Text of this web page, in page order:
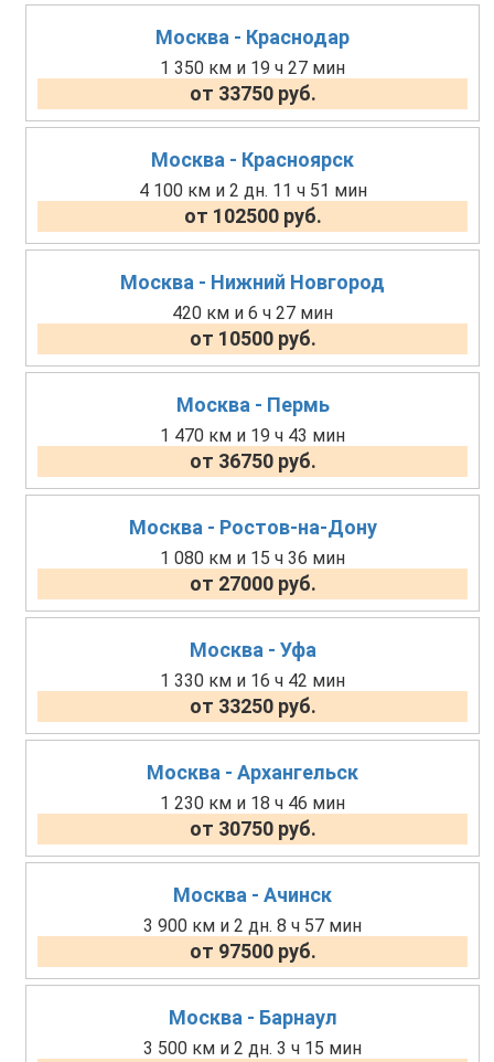
Москва - Краснодар
1 350 км и 19 ч 27 мин
от 33750 руб.
Москва - Красноярск
4 100 км и 2 дн. 11 ч 51 мин
от 102500 руб.
Москва - Нижний Новгород
420 км и 6 ч 27 мин
от 10500 руб.
Москва - Пермь
1 470 км и 19 ч 43 мин
от 36750 руб.
Москва - Ростов-на-Дону
1 080 км и 15 ч 36 мин
от 27000 руб.
Москва - Уфа
1 330 км и 16 ч 42 мин
от 33250 руб.
Москва - Архангельск
1 230 км и 18 ч 46 мин
от 30750 руб.
Москва - Ачинск
3 900 км и 2 дн. 8 ч 57 мин
от 97500 руб.
Москва - Барнаул
3 500 км и 2 дн. 3 ч 15 мин